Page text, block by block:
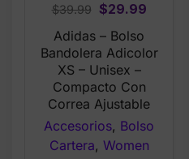
$39.99
Original
price
was:
$39.99.
$29.99Current
is:
Adidas – Bolso
Bandolera Adicolor
XS – Unisex –
Compacto Con
Correa Ajustable
Accesorios, Bolso
Cartera, Women